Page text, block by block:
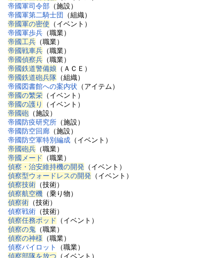
帝國軍司令部 （施設）
帝國軍第二騎士団
（組織）
帝國軍の密使 （イベント）
帝國軍歩兵 （職業）
帝國工兵 （職業）
帝國戦車兵 （職業）
帝國偵察兵 （職業）
帝國鉄道警備娘 （ＡＣＥ）
帝國鉄道砲兵隊 （組織）
帝國図書館への案内状 （アイテム）
帝國の繁栄 （イベント）
帝國の護り
（イベント）
帝國砲 （施設）
帝國防疫研究所 （施設）
帝國防空回廊 （施設）
帝國防空軍特別編成 （イベント）
帝國砲兵 （職業）
帝國メード
（職業）
偵察・治安維持機の開発 （イベント）
偵察型ウォードレスの開発 （イベント）
偵察技術 （技術）
偵察航空機 （乗り物）
偵察術 （技術）
偵察戦術 （技術）
偵察任務ポッド
（イベント）
偵察の鬼 （職業）
偵察の神様 （職業）
偵察パイロット
（職業）
偵察部隊を放つ （イベント）